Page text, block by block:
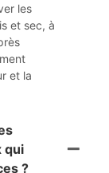
les
et sec, à
et la
qui
?